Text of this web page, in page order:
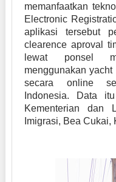
memanfaatkan
Electronic
aplikasi tersebut
clearence aproval
lewat ponsel
menggunakan
secara online
Indonesia. Data
Kementerian dan
Imigrasi, Bea